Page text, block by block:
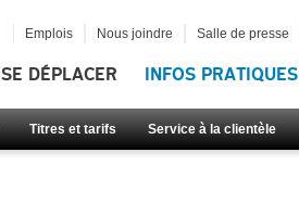
SE DÉPLACER INFOS PRATIQUES
Titres et tarifs Service à la clientèle
Emplois Nous joindre Salle de presse